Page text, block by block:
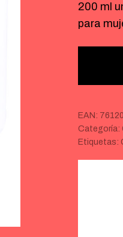
200 ml
para
EAN:
Categoría:
Etiquetas: